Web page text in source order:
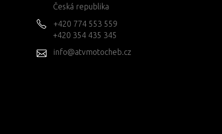
Česká republika
+420 774 553 559
+420 354 435 345
info@atvmotocheb.cz